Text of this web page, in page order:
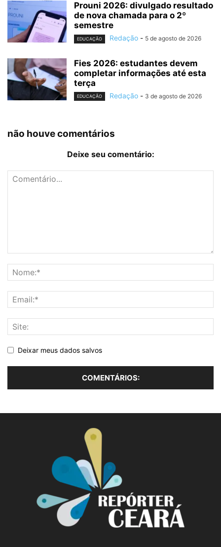
Prouni 2026: divulgado resultado
de nova chamada para o 2º
semestre
EDUCAÇÃO Redação - 5 de agosto de 2026
Fies 2026: estudantes devem
completar informações até esta
terça
EDUCAÇÃO Redação - 3 de agosto de 2026
não houve comentários
Deixe seu comentário:
Deixar meus dados salvos